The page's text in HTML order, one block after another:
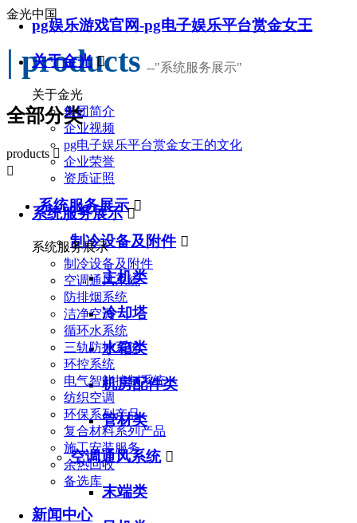
pg娱乐游戏官网-pg电子娱乐平台赏金女王
关于金光 
关于金光
集团简介
企业视频
pg电子娱乐平台赏金女王的文化
企业荣誉
资质证照
系统服务展示 
系统服务展示
制冷设备及附件
空调通风系统
防排烟系统
洁净空调
循环水系统
三轨防护系统
环控系统
电气智能控制系统
纺织空调
环保系列产品
复合材料系列产品
施工安装服务
余热回收
备选库
新闻中心
金光中国
| products --"系统服务展示"
全部分类
products 

系统服务展示 
制冷设备及附件 
主机类
冷却塔
水箱类
机房配件类
管材类
空调通风系统 
末端类